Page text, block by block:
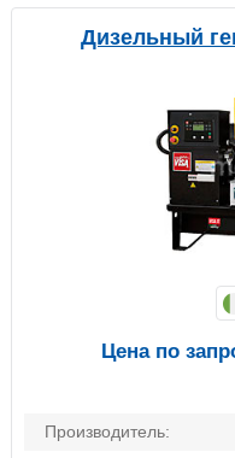
Дизельный
Производитель:
Цена по